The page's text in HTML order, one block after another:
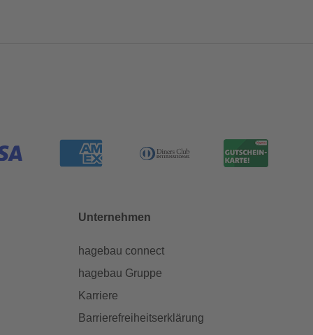
Unternehmen
hagebau connect
hagebau Gruppe
Karriere
Barrierefreiheitserklärung